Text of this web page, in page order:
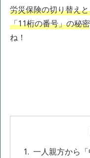
労災保険の切り替え
「11桁の番号」の秘密
ね！
一人親方から